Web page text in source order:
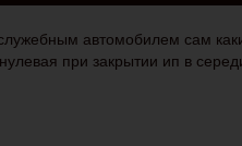
автомобилем сам
при закрытии ип в